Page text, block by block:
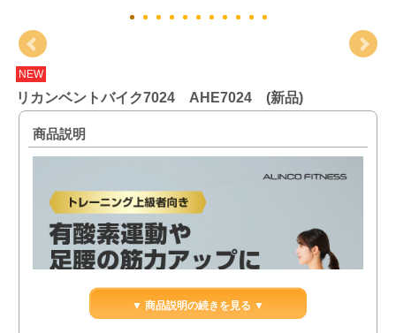
NEW
リカンベントバイク7024 AHE7024 (新品)
商品説明
▼ 商品説明の続きを見る ▼